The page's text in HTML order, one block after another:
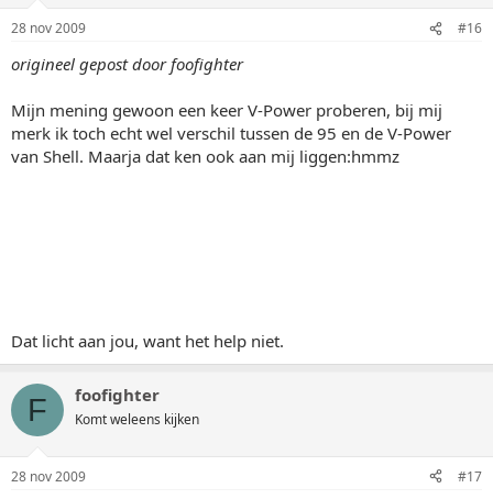
28 nov 2009 #16
origineel gepost door foofighter
Mijn mening gewoon een keer V-Power proberen, bij mij
merk ik toch echt wel verschil tussen de 95 en de V-Power
van Shell. Maarja dat ken ook aan mij liggen:hmmz
Dat licht aan jou, want het help niet.
F foofighter
Komt weleens kijken
28 nov 2009 #17